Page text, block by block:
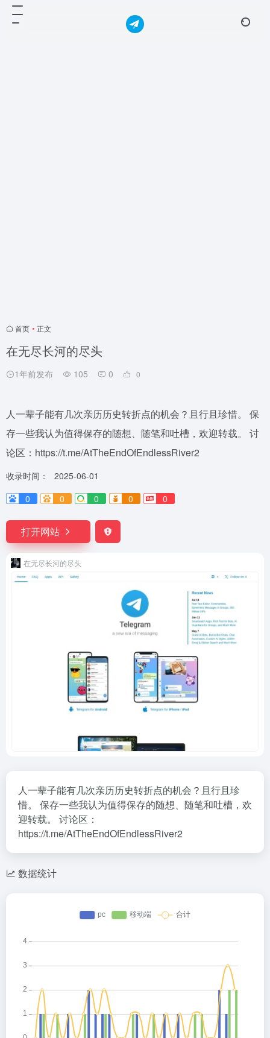
首页 • 正文
在无尽长河的尽头
1年前发布 105 0 0
人一辈子能有几次亲历历史转折点的机会？且行且珍惜。 保
存一些我认为值得保存的随想、随笔和吐槽，欢迎转载。 讨
论区：https://t.me/AtTheEndOfEndlessRiver2
收录时间：
2025-06-01
0
0 0 0 0
打开网站
在无尽长河的尽头
人一辈子能有几次亲历历史转折点的机会？且行且珍
惜。 保存一些我认为值得保存的随想、随笔和吐槽，欢
迎转载。 讨论区：
https://t.me/AtTheEndOfEndlessRiver2
数据统计